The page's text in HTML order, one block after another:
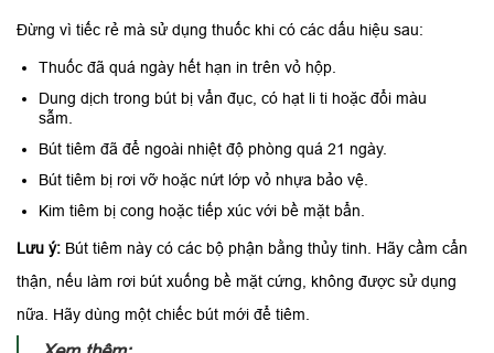
Đừng vì tiếc rẻ mà sử dụng thuốc khi có các dấu hiệu sau:
Thuốc đã quá ngày hết hạn in trên vỏ hộp.
Dung dịch trong bút bị vẩn đục, có hạt li ti hoặc đổi màu
sẫm.
Bút tiêm đã để ngoài nhiệt độ phòng quá 21 ngày.
Bút tiêm bị rơi vỡ hoặc nứt lớp vỏ nhựa bảo vệ.
Kim tiêm bị cong hoặc tiếp xúc với bề mặt bẩn.
Lưu ý: Bút tiêm này có các bộ phận bằng thủy tinh. Hãy cầm cẩn
thận, nếu làm rơi bút xuống bề mặt cứng, không được sử dụng
nữa. Hãy dùng một chiếc bút mới để tiêm.